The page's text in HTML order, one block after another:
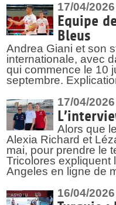
17/04/2026
Equipe
Bleus
Andrea Giani et son
internationale, avec
qui commence le 10
septembre.
17/04/2026
Alors que
Alexia Richard et
mai, pour prendre le
Tricolores expliquent
Angeles en ligne de
16/04/2026